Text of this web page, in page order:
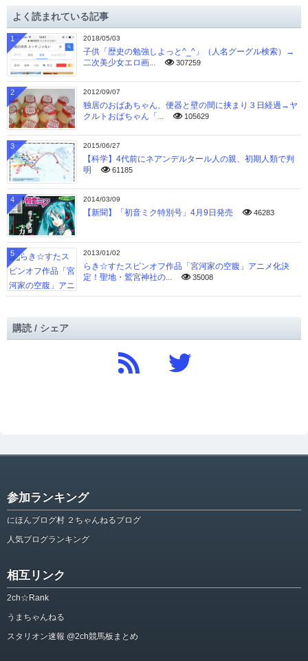
ブよく読まれている記事
2018/05/03
子供「歴史の勉強しよっと^_^」（人名グーグル検索）→
二次美少女エロ画...
307259
1
2012/09/07
独居のおばあちゃん、便器と壁の間に挟まり３日経過→ヤ
クルトおばちゃん「...
105629
2
2015/06/27
【科学】4代前にネアンデルタール人の親、初期人類で判
明
61185
3
2014/03/09
【新聞】「初音ミク特別号」4月9日発売 46283
4
2013/01/02
らき☆すたスピンオフ作品「宮河家の空腹」アニメ化決
定！聖地・鷲宮神社の...
35008
5
購読 / シェア
参加ランキング
にほんブログ村 ２ちゃんねるブログ
人気ブログランキング
相互リンク
2ch☆Rank
うまちゃんねる
スタリオン速報 @2ch競馬板まとめ